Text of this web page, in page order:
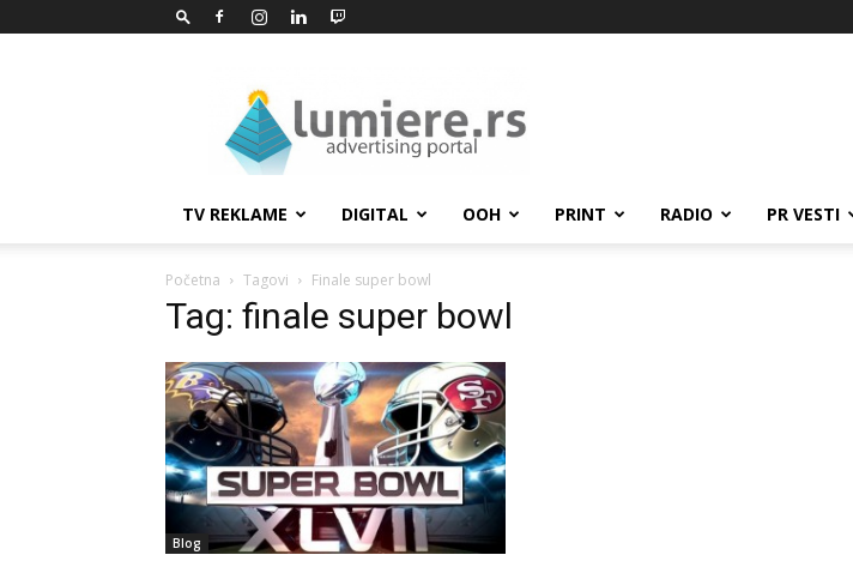
TV REKLAME DIGITAL OOH PRINT RADIO PR VESTI
Početna Tagovi Finale super bowl
Tag: finale super bowl
Blog